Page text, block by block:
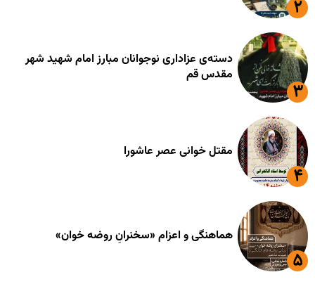
دسته‌ی عزاداری نوجوانان مبارز امام شهید شهر
مقدس قم
مقتل خوانی عصر عاشورا
هماهنگی و اعزام «سخنرانِ روضه خوان»